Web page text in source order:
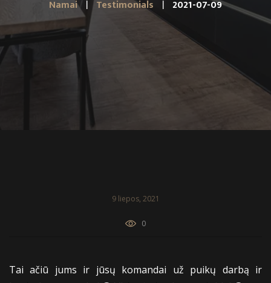
Namai Testimonials 2021-07-09
9 liepos, 2021
0
Tai ačiū jums ir jūsų komandai už puikų darbą ir